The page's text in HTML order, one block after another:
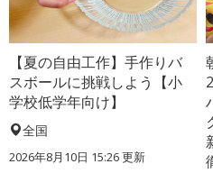
【夏の自由工作】手作りバ
スボールに挑戦しよう【小
学校低学年向け】
全国
2026年8月10日 15:26更新